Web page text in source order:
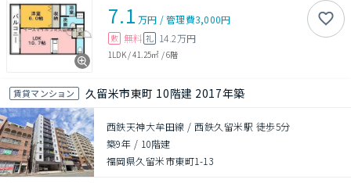
7.1 万円 /管理費3,000円
敷 無料 礼 14.2万円
1LDK/41.25㎡ /6階
賃貸マンション 久留米市東町 10階建 2017年築
西鉄天神大牟田線 / 西鉄久留米駅 徒歩5分
築9年 / 10階建
福岡県久留米市東町1-13